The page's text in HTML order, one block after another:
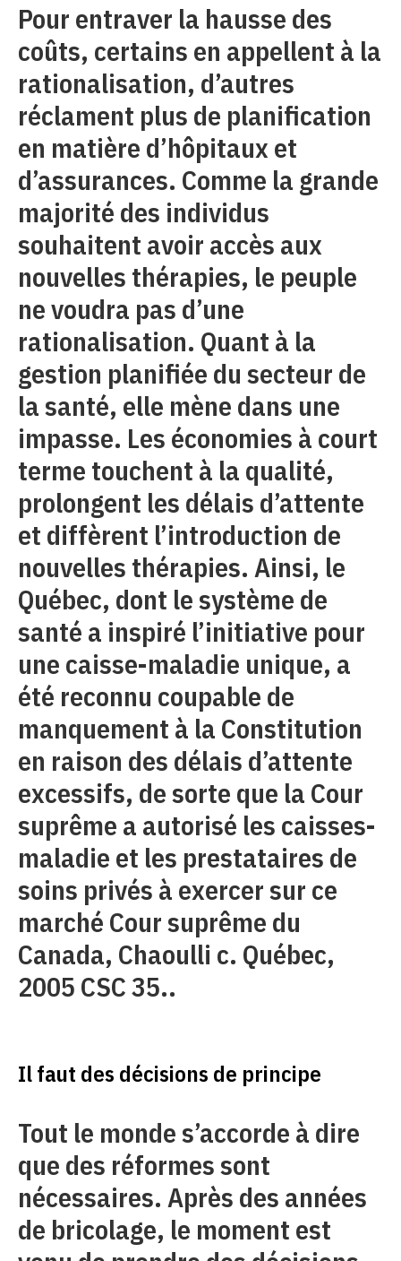
Pour entraver la hausse des
coûts, certains en appellent à la
rationalisation, d’autres
réclament plus de planification
en matière d’hôpitaux et
d’assurances. Comme la grande
majorité des individus
souhaitent avoir accès aux
nouvelles thérapies, le peuple
ne voudra pas d’une
rationalisation. Quant à la
gestion planifiée du secteur de
la santé, elle mène dans une
impasse. Les économies à court
terme touchent à la qualité,
prolongent les délais d’attente
et diffèrent l’introduction de
nouvelles thérapies. Ainsi, le
Québec, dont le système de
santé a inspiré l’initiative pour
une caisse-maladie unique, a
été reconnu coupable de
manquement à la Constitution
en raison des délais d’attente
excessifs, de sorte que la Cour
suprême a autorisé les caisses-
maladie et les prestataires de
soins privés à exercer sur ce
marché Cour suprême du
Canada, Chaoulli c. Québec,
2005 CSC 35..
Il faut des décisions de principe
Tout le monde s’accorde à dire
que des réformes sont
nécessaires. Après des années
de bricolage, le moment est